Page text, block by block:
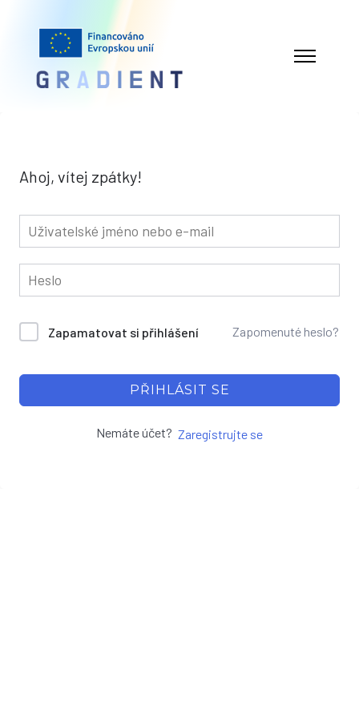
Ahoj, vítej zpátky!
Zapamatovat si přihlášení Zapomenuté heslo?
PŘIHLÁSIT SE
Nemáte účet? Zaregistrujte se